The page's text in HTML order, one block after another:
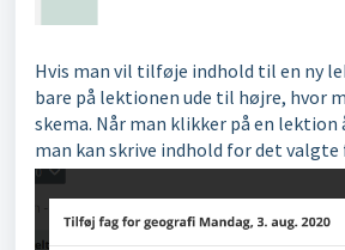
Hvis man vil tilføje indhold til en ny
bare på lektionen ude til højre, hvor
skema. Når man klikker på en lektion
man kan skrive indhold for det valgte